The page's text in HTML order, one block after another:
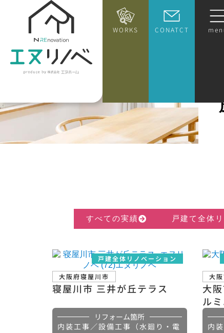
WORKS CONATCT
すべての実績 戸建て全体
戸建全体リノベーション
大阪府寝屋川市
寝屋川市 三井が丘テラス
リフォーム箇所
内装工事／設備工事（水廻り・電
大
大
ル
内